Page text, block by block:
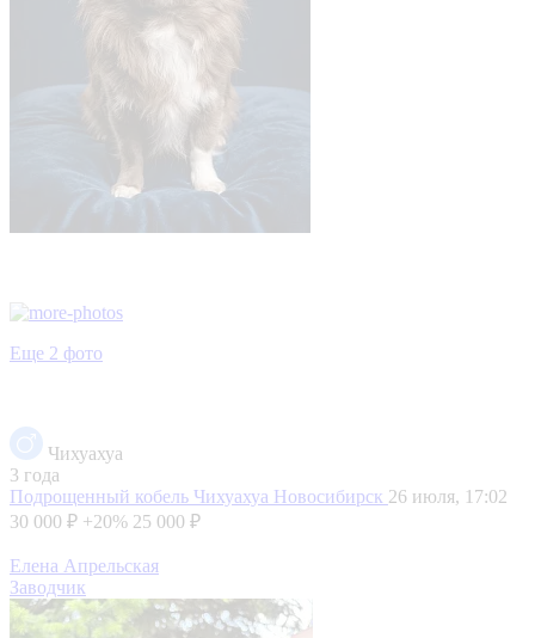
Еще 2 фото
Чихуахуа
3 года
Подрощенный кобель Чихуахуа Новосибирск 26 июля, 17:02
30 000 ₽ +20% 25 000 ₽
Елена Апрельская
Заводчик